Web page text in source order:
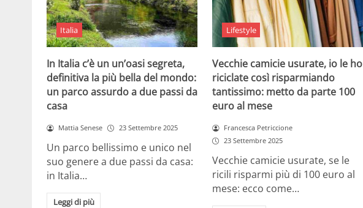
Italia
In Italia c’è un un’oasi segreta,
definitiva la più bella del mondo:
un parco assurdo a due passi da
casa
Mattia Senese 23 Settembre 2025
Un parco bellissimo e unico nel
suo genere a due passi da casa:
in Italia…
Leggi di più
Lifestyle
Vecchie camicie usurate, io le ho
riciclate così risparmiando
tantissimo: metto da parte 100
euro al mese
Francesca Petriccione
23 Settembre 2025
Vecchie camicie usurate, se le
ricili risparmi più di 100 euro al
mese: ecco come…